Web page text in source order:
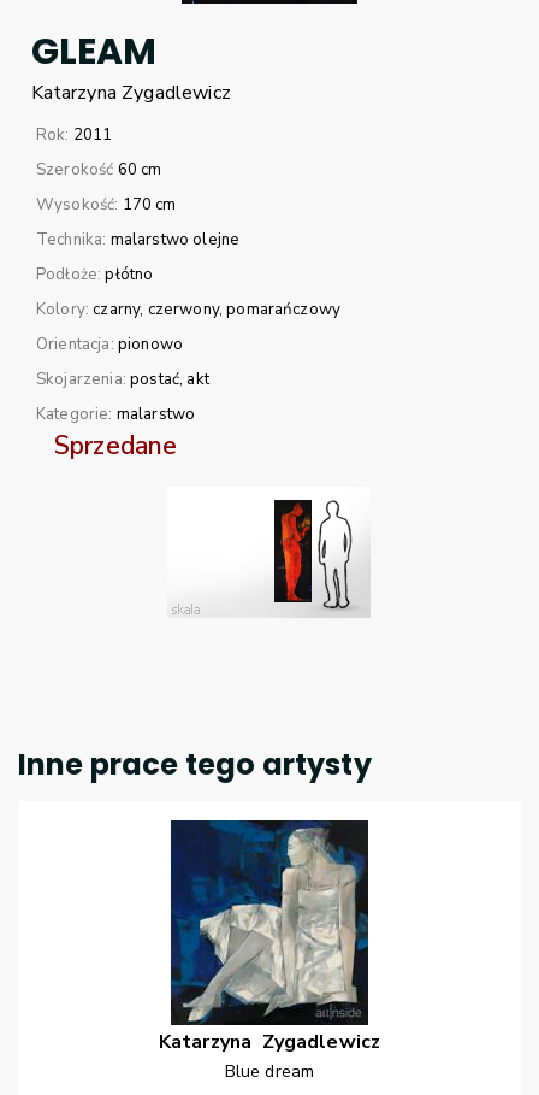
GLEAM
Katarzyna Zygadlewicz
Rok: 2011
Szerokość 60 cm
Wysokość: 170 cm
Technika: malarstwo olejne
Podłoże:płótno
Kolory:czarny czerwony pomarańczowy
Orientacja: pionowo
Skojarzenia:postać akt
Kategorie: malarstwo
Sprzedane
Inne prace tego artysty
Katarzyna Zygadlewicz
Blue dream